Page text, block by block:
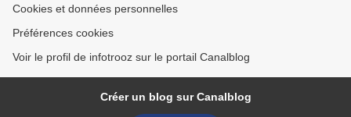
Cookies et données personnelles
Préférences cookies
Voir le profil de infotrooz sur le portail Canalblog
Créer un blog sur Canalblog